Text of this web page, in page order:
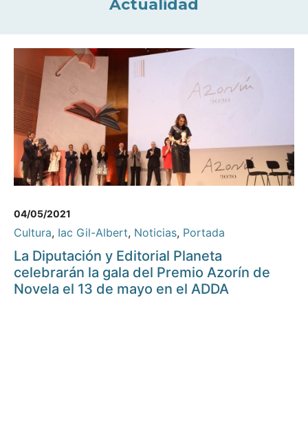
Actualidad
04/05/2021
Cultura, Iac Gil-Albert, Noticias, Portada
La Diputación y Editorial Planeta
celebrarán la gala del Premio Azorín de
Novela el 13 de mayo en el ADDA